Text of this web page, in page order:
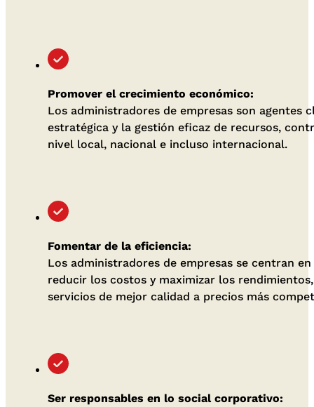
Promover el crecimiento económico:
Los administradores de empresas son
estratégica y la gestión eficaz de recursos,
nivel local, nacional e incluso internacional.
Fomentar de la eficiencia:
Los administradores de empresas se centran
reducir los costos y maximizar los
servicios de mejor calidad a precios más
Ser responsables en lo social corporativo: